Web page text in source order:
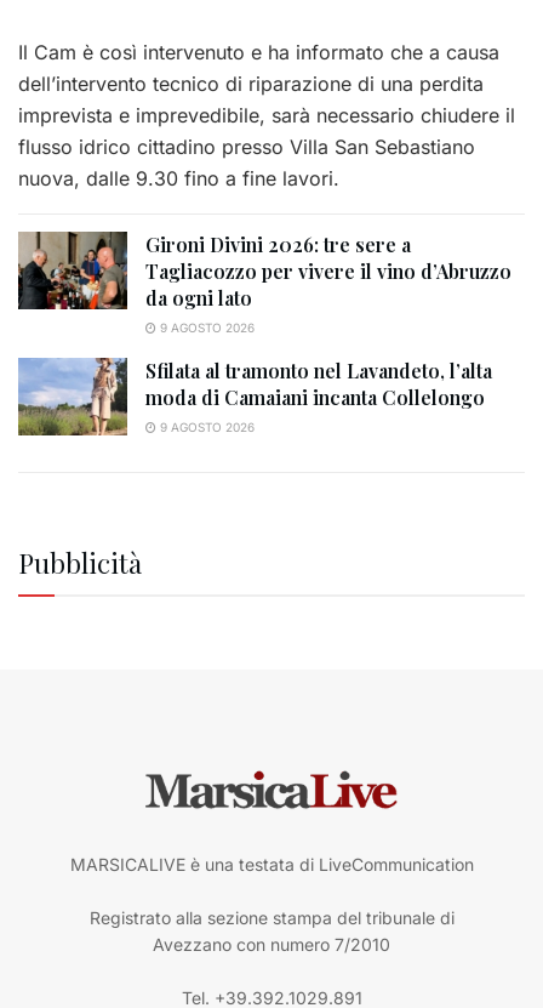
Il Cam è così intervenuto e ha informato che a causa
dell’intervento tecnico di riparazione di una perdita
imprevista e imprevedibile, sarà necessario chiudere il
flusso idrico cittadino presso Villa San Sebastiano
nuova, dalle 9.30 fino a fine lavori.
Gironi Divini 2026: tre sere a
Tagliacozzo per vivere il vino d’Abruzzo
da ogni lato
9 AGOSTO 2026
Sfilata al tramonto nel Lavandeto, l’alta
moda di Camaiani incanta Collelongo
9 AGOSTO 2026
Pubblicità
MARSICALIVE è una testata di LiveCommunication
Registrato alla sezione stampa del tribunale di
Avezzano con numero 7/2010
Tel. +39.392.1029.891